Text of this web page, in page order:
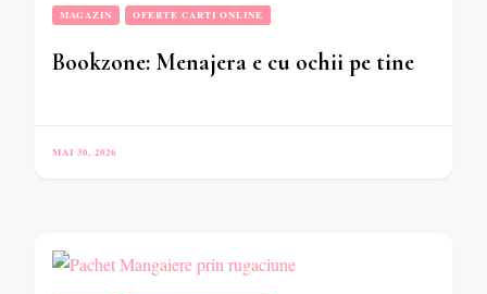
MAGAZIN OFERTE CARTI ONLINE
Bookzone: Menajera e cu ochii pe tine
MAI 30, 2026